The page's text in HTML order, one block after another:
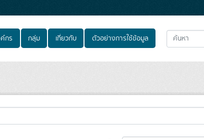
กร กลุ่ม เกี่ยวกับ ตัวอย่างการใช้ข้อมูล